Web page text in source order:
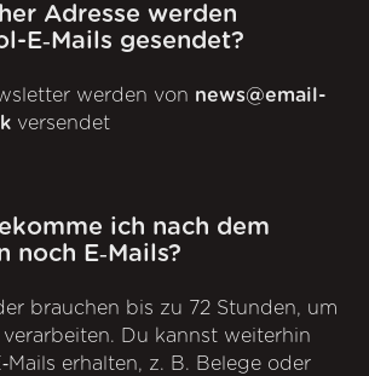
Adresse werden
E‑Mails gesendet?
werden von news@email-
versendet
ich nach dem
noch E‑Mails?
brauchen bis zu 72 Stunden, um
Du kannst weiterhin
erhalten, z. B. Belege oder